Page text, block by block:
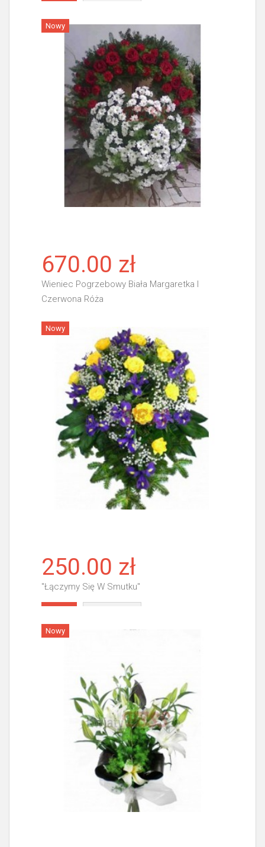
Nowy
670.00 zł
Wieniec Pogrzebowy Biała Margaretka I
Czerwona Róża
Więcej
Nowy
250.00 zł
"Łączymy Się W Smutku"
Nowy